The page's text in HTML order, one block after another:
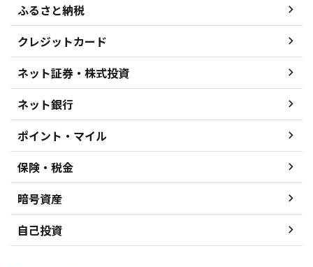
ふるさと納税
クレジットカード
ネット証券・株式投資
ネット銀行
ポイント・マイル
保険・税金
暗号資産
自己投資